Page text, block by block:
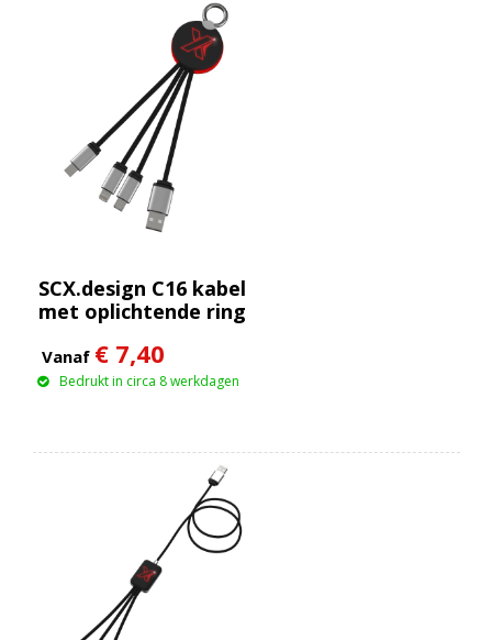
SCX.design C16 kabel
met oplichtende ring
Vanaf € 7,40
Bedrukt in circa 8 werkdagen